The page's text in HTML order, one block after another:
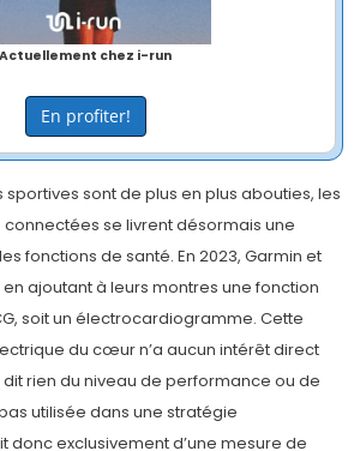
Actuellement chez i-run
En profiter!
sont de plus en plus abouties, les
se livrent désormais une
fonctions de santé. En 2023, Garmin et
ajoutant à leurs montres une fonction
soit un électrocardiogramme. Cette
du cœur n’a aucun intérêt direct
rien du niveau de performance ou de
utilisée dans une stratégie
donc exclusivement d’une mesure de